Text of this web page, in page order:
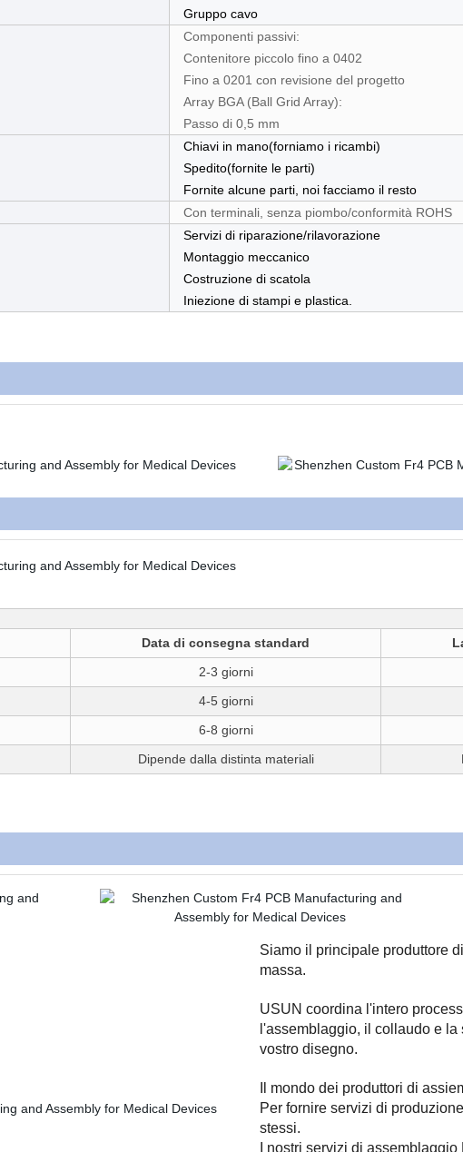
Gruppo cavo
Componenti passivi:
Contenitore piccolo fino a 0402
Fino a 0201 con revisione del progetto
Array BGA (Ball Grid Array):
Passo di 0,5 mm
Chiavi in mano(forniamo i ricambi)
Spedito(fornite le parti)
Fornite alcune parti, noi facciamo il resto
Con terminali, senza piombo/conformità ROHS
Servizi di riparazione/rilavorazione
Montaggio meccanico
Costruzione di scatola
Iniezione di stampi e plastica.
Data di consegna standard
2-3 giorni
4-5 giorni
6-8 giorni
Dipende dalla distinta materiali
Siamo il principale produttore
massa.
USUN coordina l'intero
l'assemblaggio, il collaudo e
vostro disegno.
Il mondo dei produttori di
Per fornire servizi di
stessi.
I nostri servizi di